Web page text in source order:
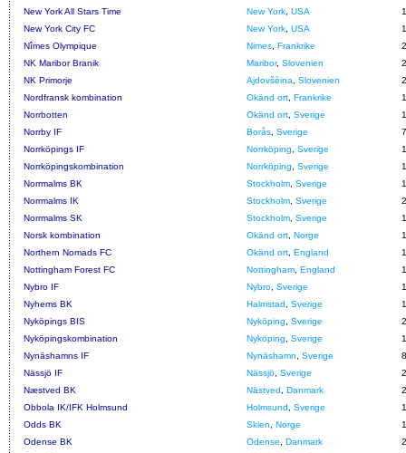
New York All Stars Time
New York USA
1
New York City FC
New York USA
1
Nîmes Olympique
Nimes Frankrike
2
NK Maribor Branik
Maribor, Slovenien
2
NK Primorje
Ajdovšèina Slovenien
2
Nordfransk kombination
Okänd ort Frankrike
1
Norrbotten
Okänd ort Sverige
1
Norrby IF
Borås Sverige
7
Norrköpings IF
Norrköping Sverige
1
Norrköpingskombination
Norrköping Sverige
1
Norrmalms BK
Stockholm Sverige
1
Norrmalms IK
Stockholm Sverige
2
Norrmalms SK
Stockholm Sverige
1
Norsk kombination
Okänd ort Norge
1
Northern Nomads FC
Okänd ort England
1
Nottingham Forest FC
Nottingham England
1
Nybro IF
Nybro Sverige
1
Nyhems BK
Halmstad Sverige
1
Nyköpings BIS
Nyköping Sverige
2
Nyköpingskombination
Nyköping Sverige
1
Nynäshamns IF
Nynäshamn Sverige
8
Nässjö IF
Nässjö Sverige
2
Næstved BK
Nästved Danmark
2
Obbola IK/IFK Holmsund
Holmsund Sverige
1
Odds BK
Skien Norge
1
Odense BK
Odense Danmark
2